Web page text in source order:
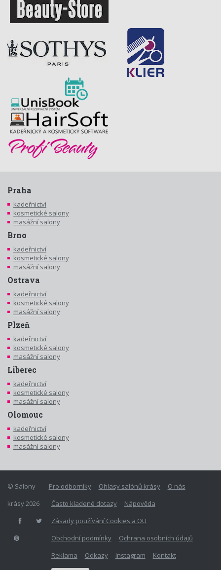
Praha
kadeřnictví
kosmetické salony
masážní salony
Brno
kadeřnictví
kosmetické salony
masážní salony
Ostrava
kadeřnictví
kosmetické salony
masážní salony
Plzeň
kadeřnictví
kosmetické salony
masážní salony
Liberec
kadeřnictví
kosmetické salony
masážní salony
Olomouc
kadeřnictví
kosmetické salony
masážní salony
Pro odborníky Ohlasy salónů krásy
O nás
Často kladené dotazy
Nápověda
Zásady používání Cookies a OU
Obchodní podmínky
Ochrana osobních údajů
Reklama
Odkazy Instagram Kontakt
© Salony
krásy 2026